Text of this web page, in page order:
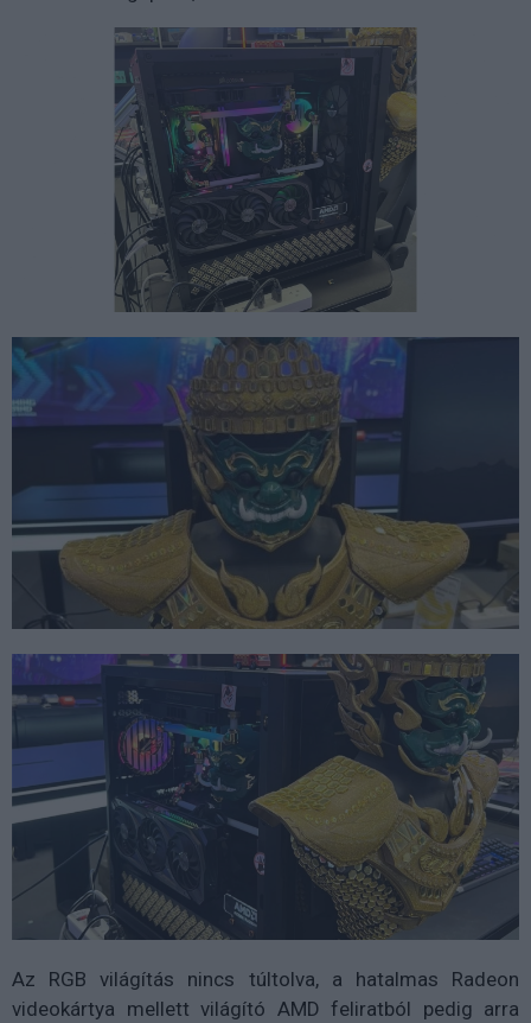
Az RGB világítás nincs túltolva, a hatalmas Radeon
videokártya mellett világító AMD feliratból pedig arra